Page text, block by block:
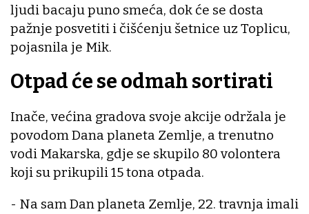
ljudi bacaju puno smeća, dok će se dosta
pažnje posvetiti i čišćenju šetnice uz Toplicu,
pojasnila je Mik.
Otpad će se odmah sortirati
Inače, većina gradova svoje akcije održala je
povodom Dana planeta Zemlje, a trenutno
vodi Makarska, gdje se skupilo 80 volontera
koji su prikupili 15 tona otpada.
- Na sam Dan planeta Zemlje, 22. travnja imali